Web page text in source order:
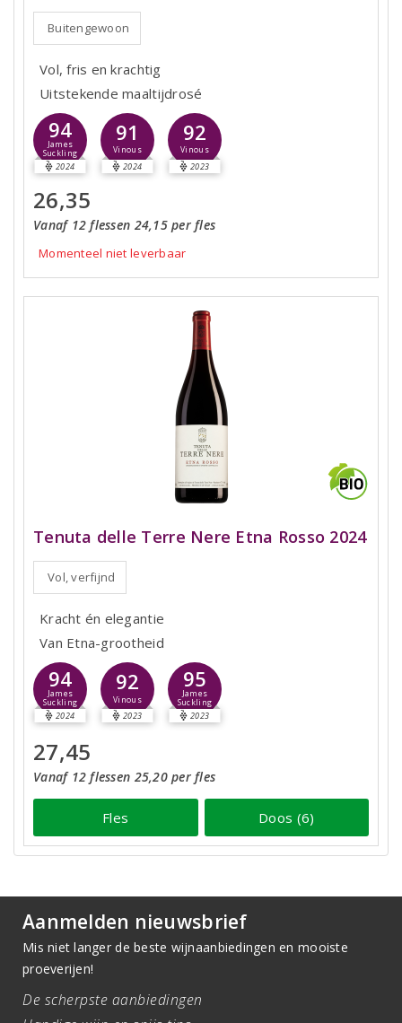
Buitengewoon
Vol, fris en krachtig
Uitstekende maaltijdrosé
94
James
Suckling
2024
91
Vinous
2024
92
Vinous
2023
26,35
Vanaf 12 flessen 24,15 per fles
Momenteel niet leverbaar
Tenuta delle Terre Nere Etna Rosso 2024
Vol, verfijnd
Kracht én elegantie
Van Etna-grootheid
94
James
Suckling
2024
92
Vinous
2023
95
James
Suckling
2023
27,45
Vanaf 12 flessen 25,20 per fles
Fles Doos (6)
Aanmelden nieuwsbrief
Mis niet langer de beste wijnaanbiedingen en mooiste
proeverijen!
De scherpste aanbiedingen